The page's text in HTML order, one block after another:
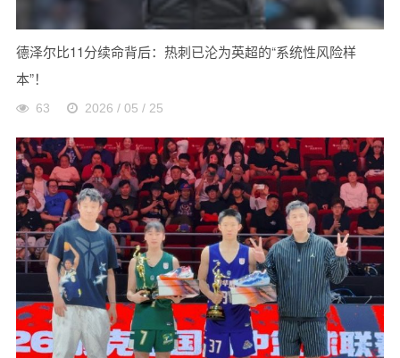
德泽尔比11分续命背后：热刺已沦为英超的“系统性风险样
本”！
63 2026 / 05 / 25